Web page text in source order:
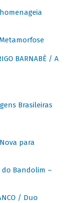
homenageia
Metamorfose
BARNABÈ / A
Brasileiras
para
do Bandolim –
/ Duo